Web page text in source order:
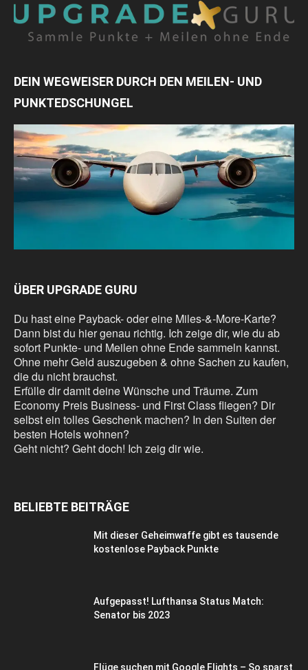
DEIN WEGWEISER DURCH DEN MEILEN- UND
PUNKTEDSCHUNGEL
ÜBER UPGRADE GURU
Du hast eine Payback- oder eine Miles-&-More-Karte?
Dann bist du hier genau richtig. Ich zeige dir, wie du ab
sofort Punkte- und Meilen ohne Ende sammeln kannst.
Ohne mehr Geld auszugeben & ohne Sachen zu kaufen,
die du nicht brauchst.
Erfülle dir damit deine Wünsche und Träume. Zum
Economy Preis Business- und First Class fliegen? Dir
selbst ein tolles Geschenk machen? In den Suiten der
besten Hotels wohnen?
Geht nicht? Geht doch! Ich zeig dir wie.
BELIEBTE BEITRÄGE
Mit dieser Geheimwaffe gibt es tausende
kostenlose Payback Punkte
Aufgepasst! Lufthansa Status Match:
Senator bis 2023
Flüge suchen mit Google Flights – So sparst